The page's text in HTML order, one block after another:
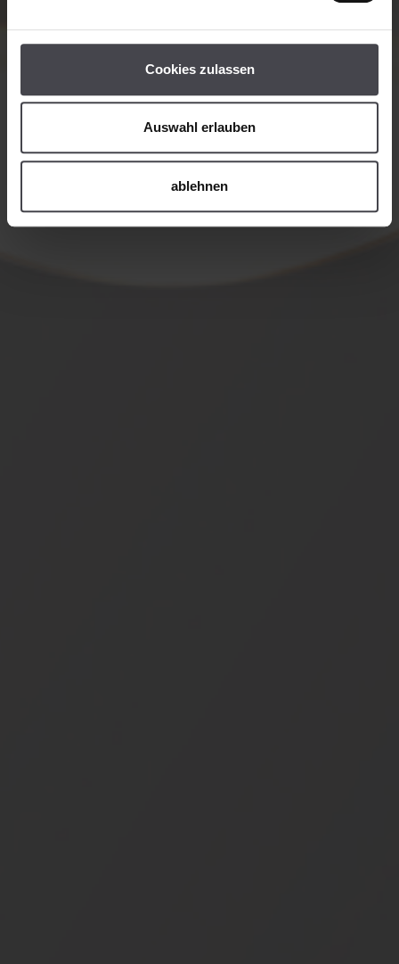
Cookies zulassen
Auswahl erlauben
ablehnen